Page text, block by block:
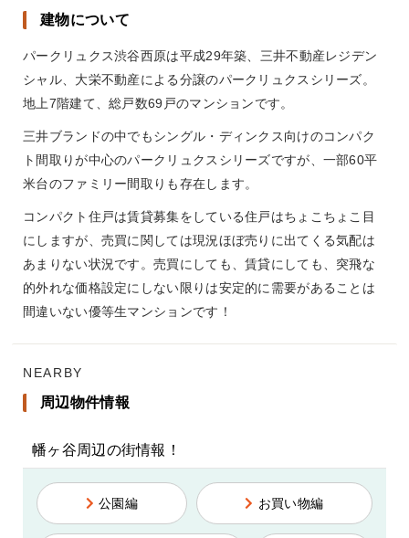
建物について
パークリュクス渋谷西原は平成29年築、三井不動産レジデン
シャル、大栄不動産による分譲のパークリュクスシリーズ。
地上7階建て、総戸数69戸のマンションです。
三井ブランドの中でもシングル・ディンクス向けのコンパク
ト間取りが中心のパークリュクスシリーズですが、一部60平
米台のファミリー間取りも存在します。
コンパクト住戸は賃貸募集をしている住戸はちょこちょこ目
にしますが、売買に関しては現況ほぼ売りに出てくる気配は
あまりない状況です。売買にしても、賃貸にしても、突飛な
的外れな価格設定にしない限りは安定的に需要があることは
間違いない優等生マンションです！
NEARBY
周辺物件情報
幡ヶ谷周辺の街情報！
公園編 お買い物編